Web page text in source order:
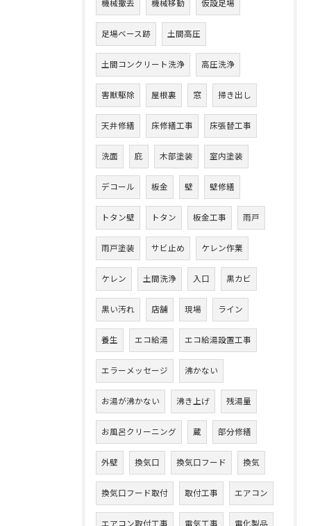
機械撤去 機械移動 仮設足場
足場ベース跡 土間高圧
土間コンクリート洗浄 高圧洗浄
害獣駆除 屋根裏 窓 掃き出し
天井修繕 床修繕工事 床張替工事
洗面 庇 木部塗装 室内塗装
デコール 板金 壁 壁修繕
トタン壁 トタン 板金工事 雨戸
雨戸塗装 サビ止め ケレン作業
ケレン 土間洗浄 入口 黒カビ
黒い汚れ 店舗 現場 ライン
養生 エコ給湯 エコ給湯設置工事
エラーメッセージ 沸かない
お湯が沸かない 沸き上げ 残湯量
お風呂クリーニング 蔵 部分修繕
外壁 換気口 換気口フード 換気
換気口フード取付 取付工事 エアコン
エアコン取付工事 電気工事 電化製品